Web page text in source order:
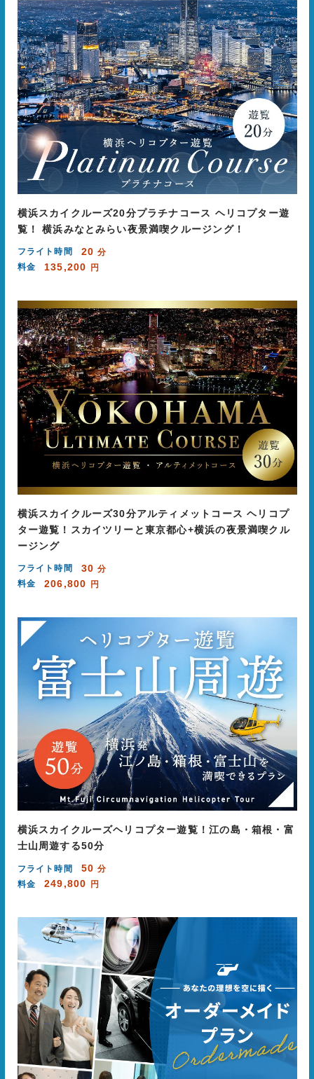
横浜スカイクルーズ20分プラチナコース ヘリコプター遊
覧！ 横浜みなとみらい夜景満喫クルージング！
フライト時間 20分
料金
135,200 円
横浜スカイクルーズ30分アルティメットコース ヘリコプ
ター遊覧！スカイツリーと東京都心+横浜の夜景満喫クル
ージング
フライト時間 30分
料金
206,800 円
横浜スカイクルーズヘリコプター遊覧！江の島・箱根・富
士山周遊する50分
フライト時間 50分
料金
249,800 円